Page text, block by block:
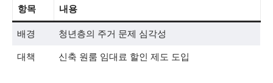
항목 내용
배경 청년층의 주거 문제 심각성
대책 신축 원룸 임대료 할인 제도 도입